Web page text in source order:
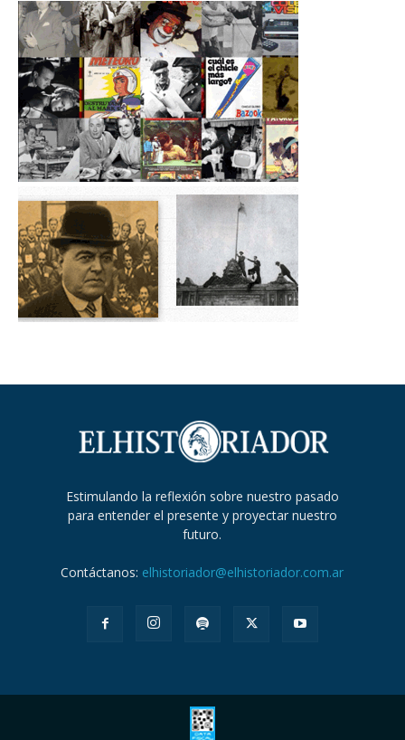
Estimulando la reflexión sobre nuestro pasado
para entender el presente y proyectar nuestro
futuro.
Contáctanos: elhistoriador@elhistoriador.com.ar